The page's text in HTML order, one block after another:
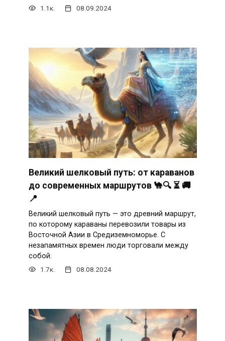
1.1к. 08.09.2024
Великий шелковый путь: от караванов
до современных маршрутов 🐪🔍 ⏳ 🚚
📍
Великий шелковый путь — это древний маршрут,
по которому караваны перевозили товары из
Восточной Азии в Средиземноморье. С
незапамятных времен люди торговали между
собой.
1.7к. 08.08.2024